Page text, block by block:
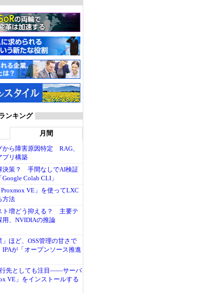
ンキング
月間
ら障害原因特定 RAG、
プリ構築
決策？ 手間なしでAI検証
Colab CLI」
VE」を使ってLXC
方法
ト増どう抑える？ 主要テ
用、NVIDIAの推論
」ほど、OSS管理の甘さで
が「オープンソース推進
行先としても注目――サーバ
VE」をインストールする